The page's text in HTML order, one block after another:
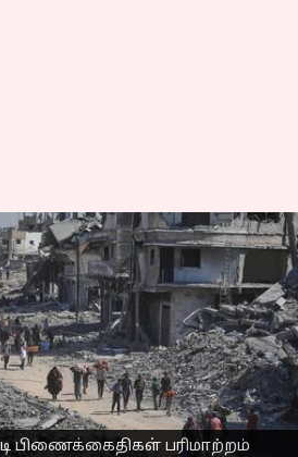
பிணைக்கைதிகள் பரிமாற்றம்
தொடங்கியது;
ரெட்
ஒப்படைப்பு